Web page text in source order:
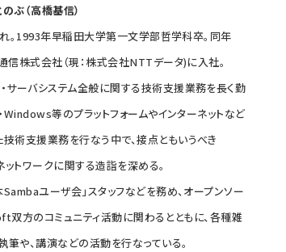
ぶ（高橋基信）
。1993年早稲田大学第一文学部哲学科卒。同年
信株式会社（現：株式会社NTTデータ)に入社。
・サーバシステム全般に関する技術支援業務を長く勤
Windows等のプラットフォームやインターネットなど
技術支援業務を行なう中で、接点ともいうべき
トワークに関する造詣を深める。
ユーザ会」スタッフなどを務め、オープンソー
双方のコミュニティ活動に関わるとともに、各種雑
筆や、講演などの活動を行なっている。